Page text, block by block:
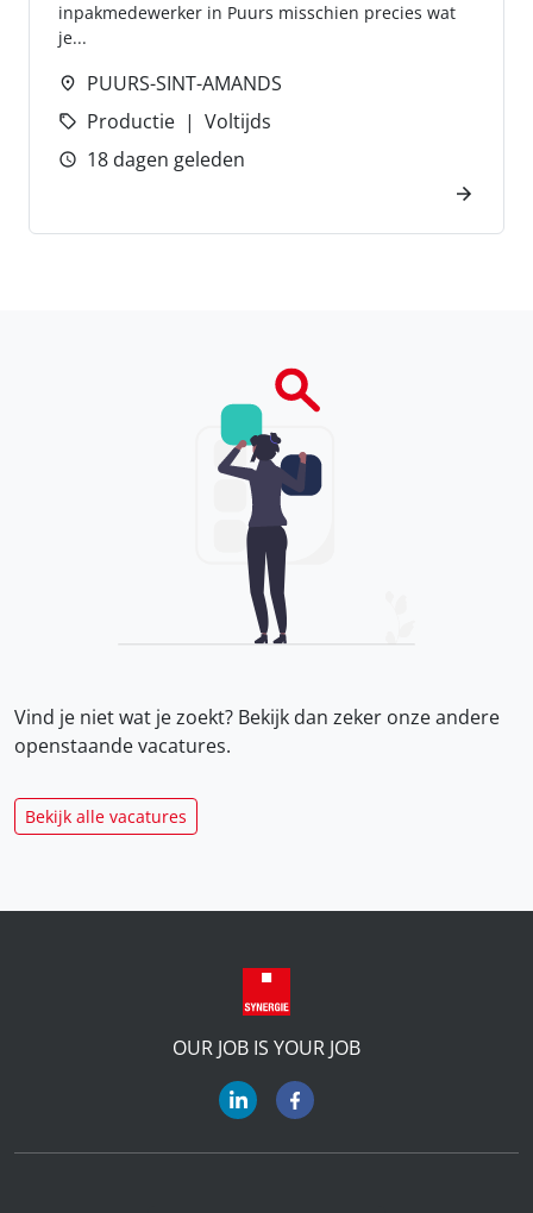
inpakmedewerker in Puurs misschien precies wat
je...
PUURS-SINT-AMANDS
Productie
Voltijds
18 dagen geleden
Vind je niet wat je zoekt? Bekijk dan zeker onzeandere
openstaande vacatures.
Bekijk alle vacatures
OUR JOB IS YOUR JOB